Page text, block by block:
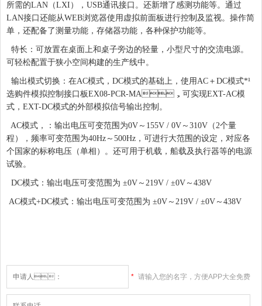
所需的LAN（LXI），USB通讯接口。还新增了感测功能等。通过
LAN接口还能从WEB浏览器使用虚拟前面板进行控制及监视。操作简
单，还配备了测量功能，存储器功能，各种保护功能等。
特长： 可放置在桌面上和桌子旁边的轻量，小型尺寸的交流电源。
可轻松配置于狭小空间构建的生产线中。
输出模式切换： 在AC模式，DC模式的基础上，使用AC＋DC模式*¹
选购件模拟控制接口板EX08-PCR-MA，可实现EXT-AC模
式，EXT-DC模式的外部模拟信号输出控制。
AC模式，： 输出电压可变范围为0V～155V / 0V～310V（2个量
程），频率可变范围为40Hz～500Hz，可进行大范围的设定，对应各
个国家的标称电压（单相）。还可用于机载，船载及执行器等的电源
试验。
DC模式： 输出电压可变范围为 ±0V～219V / ±0V～438V
AC模式+DC模式： 输出电压可变范围为 ±0V～219V / ±0V～438V
* 请输入您的名字，方便APP大全免费